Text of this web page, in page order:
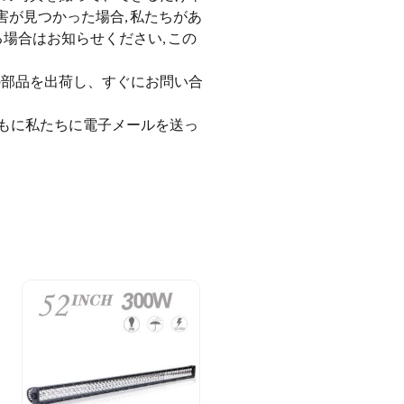
が見つかった場合, 私たちがあ
合はお知らせください, この
品を出荷し、すぐにお問い合
に私たちに電子メールを送っ